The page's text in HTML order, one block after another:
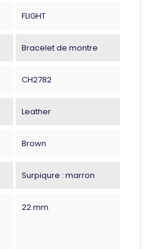
FLIGHT
Bracelet de montre
CH2782
Leather
Brown
Surpiqure : marron
22 mm